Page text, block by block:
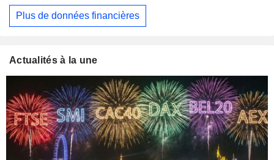
Plus de données financières
Actualités à la une